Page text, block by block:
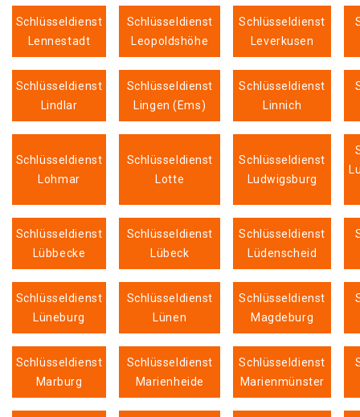
Schlüsseldienst
Lennestadt
Schlüsseldienst
Leopoldshöhe
Schlüsseldienst
Leverkusen
Schlüsseldienst
Lindlar
Schlüsseldienst
Lingen (Ems)
Schlüsseldienst
Linnich
Schlüsseldienst
Lohmar
Schlüsseldienst
Lotte
Schlüsseldienst
Ludwigsburg
Schlüsseldienst
Lübbecke
Schlüsseldienst
Lübeck
Schlüsseldienst
Lüdenscheid
Schlüsseldienst
Lüneburg
Schlüsseldienst
Lünen
Schlüsseldienst
Magdeburg
Schlüsseldienst
Marburg
Schlüsseldienst
Marienheide
Schlüsseldienst
Marienmünster